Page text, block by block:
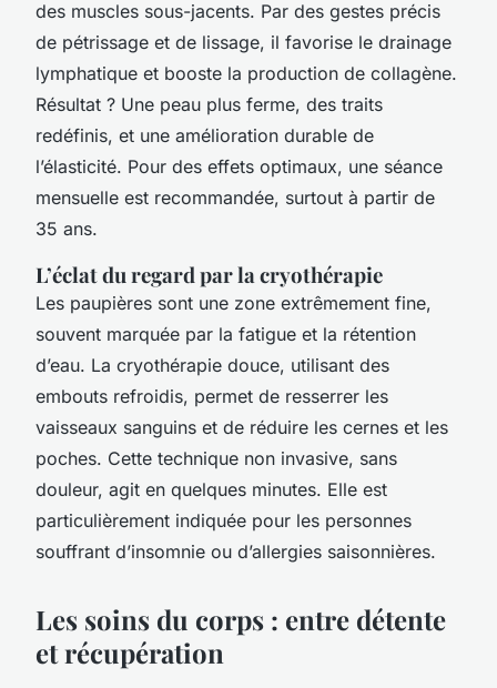
des muscles sous-jacents. Par des gestes précis
de pétrissage et de lissage, il favorise le drainage
lymphatique et booste la production de collagène.
Résultat ? Une peau plus ferme, des traits
redéfinis, et une amélioration durable de
l’élasticité. Pour des effets optimaux, une séance
mensuelle est recommandée, surtout à partir de
35 ans.
L’éclat du regard par la cryothérapie
Les paupières sont une zone extrêmement fine,
souvent marquée par la fatigue et la rétention
d’eau. La cryothérapie douce, utilisant des
embouts refroidis, permet de resserrer les
vaisseaux sanguins et de réduire les cernes et les
poches. Cette technique non invasive, sans
douleur, agit en quelques minutes. Elle est
particulièrement indiquée pour les personnes
souffrant d’insomnie ou d’allergies saisonnières.
Les soins du corps : entre détente
et récupération